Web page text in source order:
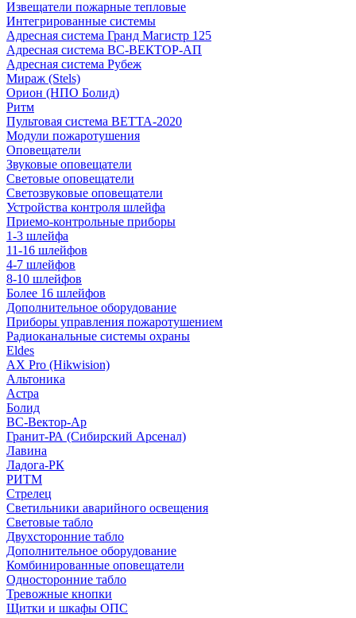
Извещатели пожарные тепловые
Интегрированные системы
Адресная система Гранд Магистр 125
Адресная система ВС-ВЕКТОР-АП
Адресная система Рубеж
Мираж (Stels)
Орион (НПО Болид)
Ритм
Пультовая система ВЕТТА-2020
Модули пожаротушения
Оповещатели
Звуковые оповещатели
Световые оповещатели
Светозвуковые оповещатели
Устройства контроля шлейфа
Приемо-контрольные приборы
1-3 шлейфа
11-16 шлейфов
4-7 шлейфов
8-10 шлейфов
Более 16 шлейфов
Дополнительное оборудование
Приборы управления пожаротушением
Радиоканальные системы охраны
Eldes
AX Pro (Hikwision)
Альтоника
Астра
Болид
ВС-Вектор-Ар
Гранит-РА (Сибирский Арсенал)
Лавина
Ладога-РК
РИТМ
Стрелец
Светильники аварийного освещения
Световые табло
Двухсторонние табло
Дополнительное оборудование
Комбинированные оповещатели
Односторонние табло
Тревожные кнопки
Щитки и шкафы ОПС